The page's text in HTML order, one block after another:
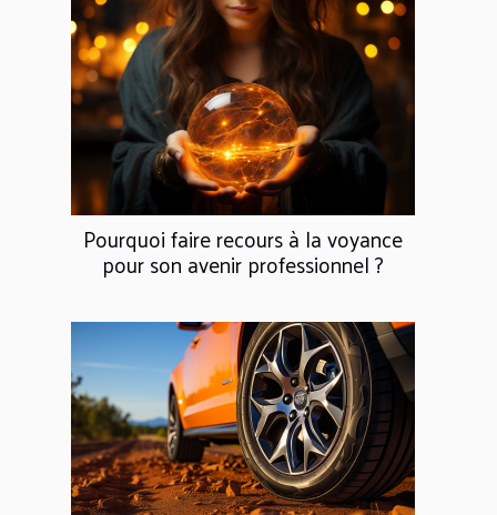
Pourquoi faire recours à la voyance
pour son avenir professionnel ?